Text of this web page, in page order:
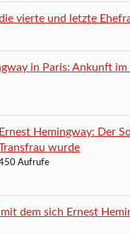
vierte und letzte
in Paris: Ankunft
Ernest Hemingway: Der
wurde
Aufrufe
dem sich Ernest